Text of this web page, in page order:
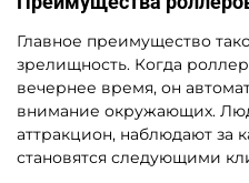
A-101099 Роллер-
аттракцион «Радуга», ПВХ,